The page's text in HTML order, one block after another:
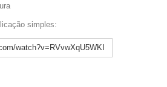
simples:
watch?v=RVvwXqU5WKI